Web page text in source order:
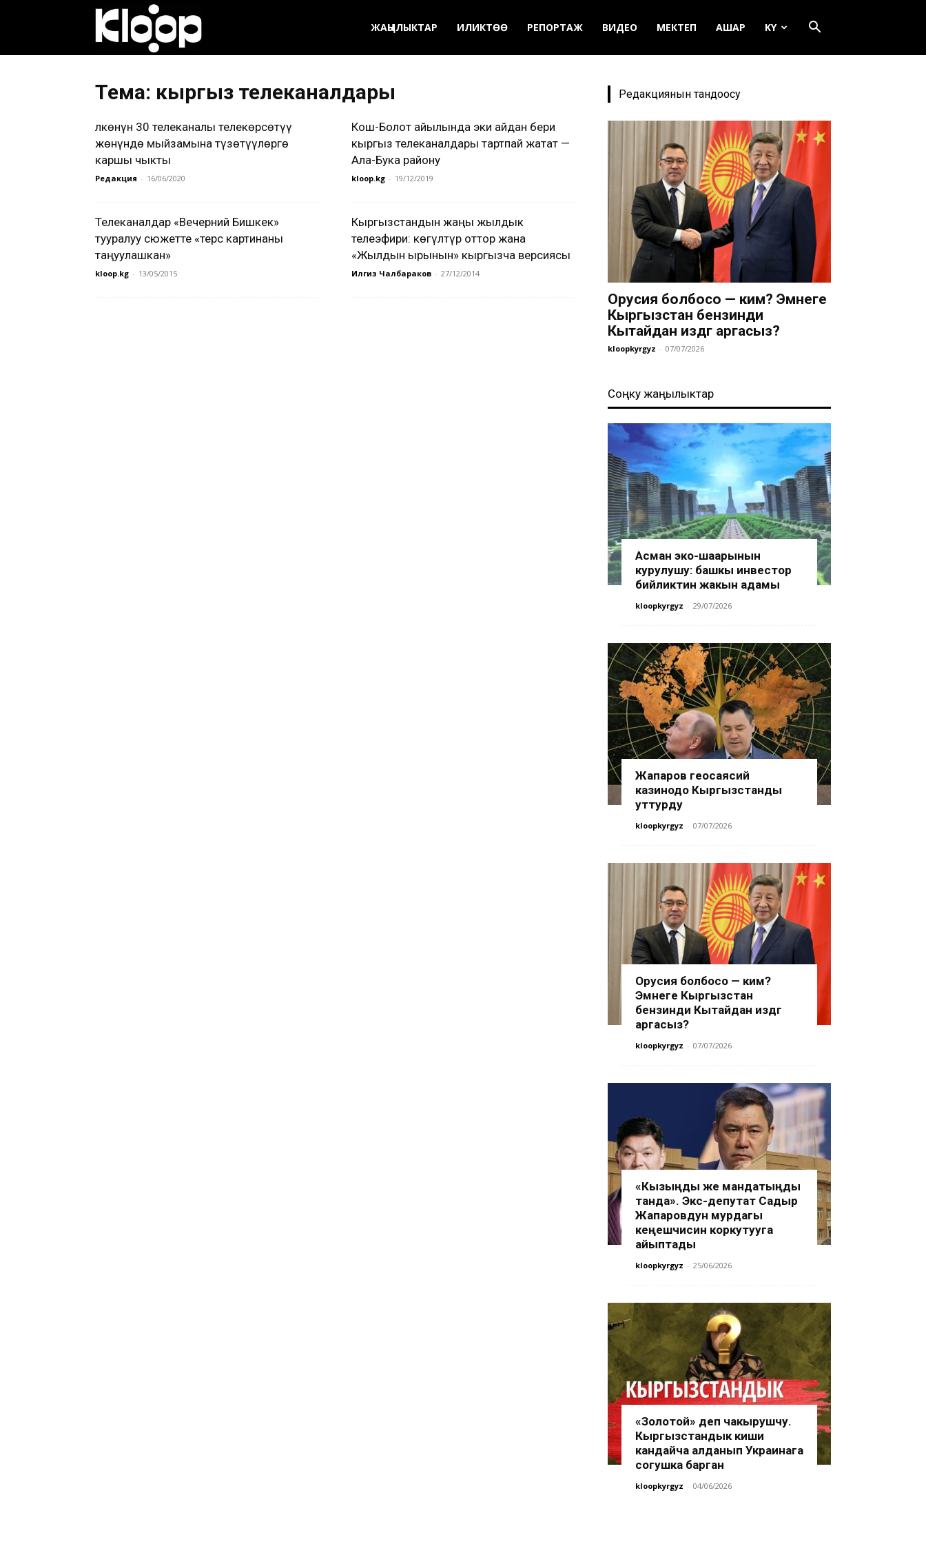
жаңылыктары
ЖАҢЫЛЫКТАР ИЛИКТӨӨ РЕПОРТАЖ ВИДЕО МЕКТЕП АШАР KY
Тема: кыргыз телеканалдары
Өлкөнүн 30 телеканалы телекөрсөтүү
жөнүндө мыйзамына түзөтүүлөргө
каршы чыкты
Редакция - 16/06/2020
Кош-Болот айылында эки айдан бери
кыргыз телеканалдары тартпай жатат —
Ала-Бука району
kloop.kg - 19/12/2019
Телеканалдар «Вечерний Бишкек»
тууралуу сюжетте «терс картинаны
таңуулашкан»
kloop.kg - 13/05/2015
Кыргызстандын жаңы жылдык
телеэфири: көгүлтүр оттор жана
«Жылдын ырынын» кыргызча версиясы
Илгиз Чалбараков - 27/12/2014
Редакциянын тандоосу
Орусия болбосо — ким? Эмнеге
Кыргызстан бензинди
Кытайдан издөөгө аргасыз?
kloopkyrgyz - 07/07/2026
Соңку жаңылыктар
Асман эко-шаарынын
курулушу: башкы инвестор
бийликтин жакын адамы
kloopkyrgyz - 29/07/2026
Жапаров геосаясий
казинодо Кыргызстанды
уттурду
kloopkyrgyz - 07/07/2026
Орусия болбосо — ким?
Эмнеге Кыргызстан
бензинди Кытайдан издөөгө
аргасыз?
kloopkyrgyz - 07/07/2026
«Кызыңды же мандатыңды
танда». Экс-депутат Садыр
Жапаровдун мурдагы
кеңешчисин коркутууга
айыптады
kloopkyrgyz - 25/06/2026
«Золотой» деп чакырушчу.
Кыргызстандык киши
кандайча алданып Украинага
согушка барган
kloopkyrgyz - 04/06/2026